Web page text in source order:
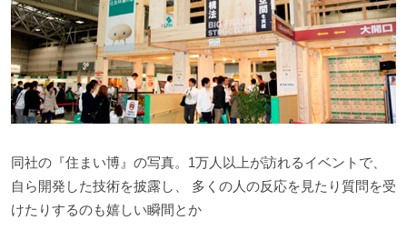
同社の『住まい博』の写真。1万人以上が訪れるイベントで、
自ら開発した技術を披露し、 多くの人の反応を見たり質問を受
けたりするのも嬉しい瞬間とか